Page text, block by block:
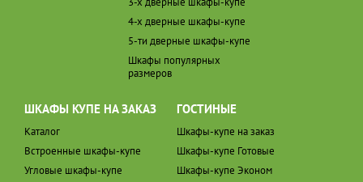
4-х дверные шкафы-купе
5-ти дверные шкафы-купе
Шкафы популярных
размеров
ШКАФЫ КУПЕ НА ЗАКАЗ
Каталог
Встроенные шкафы-купе
Угловые шкафы-купе
ГОСТИНЫЕ
Шкафы-купе на заказ
Шкафы-купе Готовые
Шкафы-купе Эконом